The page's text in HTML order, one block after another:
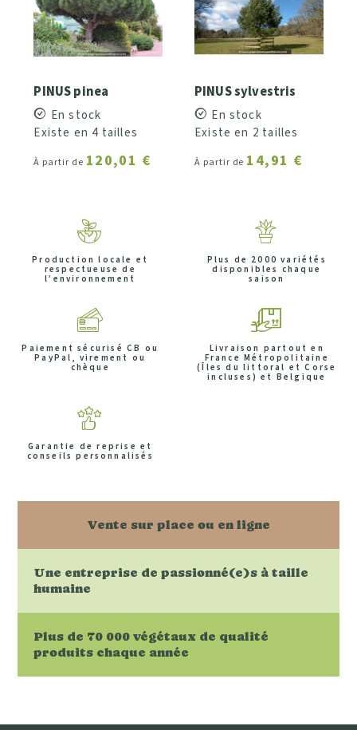
PINUS pinea
En stock
Existe en 4 tailles
À partir de 120,01 €
PINUS sylvestris
En stock
Existe en 2 tailles
À partir de 14,91 €
Production locale et
respectueuse de
l’environnement
Plus de 2000 variétés
disponibles chaque
saison
Paiement sécurisé CB ou
PayPal, virement ou
chèque
Livraison partout en
France Métropolitaine
(Îles du littoral et Corse
incluses) et Belgique
Garantie de reprise et
conseils personnalisés
Vente sur place ou en ligne
Une entreprise de passionné(e)s à taille
humaine
Plus de 70 000 végétaux de qualité
produits chaque année